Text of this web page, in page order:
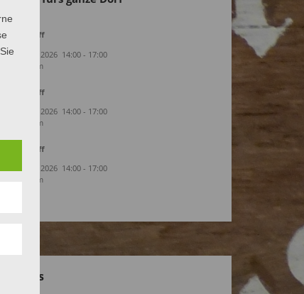
Bürgertreff
11. August 2026 14:00- 17:00
Sängerheim
Bürgertreff
18. August 2026 14:00- 17:00
Sängerheim
Bürgertreff
25. August 2026 14:00- 17:00
Sängerheim